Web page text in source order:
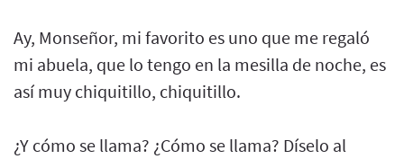
Ay, Monseñor, mi favorito es uno que me regaló
mi abuela, que lo tengo en la mesilla de noche, es
así muy chiquitillo, chiquitillo.
¿Y cómo se llama? ¿Cómo se llama? Díselo al